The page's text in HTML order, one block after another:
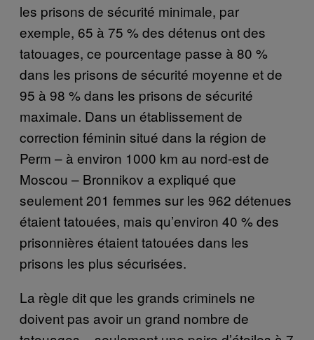
les prisons de sécurité minimale, par
exemple, 65 à 75 % des détenus ont des
tatouages, ce pourcentage passe à 80 %
dans les prisons de sécurité moyenne et de
95 à 98 % dans les prisons de sécurité
maximale. Dans un établissement de
correction féminin situé dans la région de
Perm – à environ 1000 km au nord-est de
Moscou – Bronnikov a expliqué que
seulement 201 femmes sur les 962 détenues
étaient tatouées, mais qu’environ 40 % des
prisonnières étaient tatouées dans les
prisons les plus sécurisées.
La règle dit que les grands criminels ne
doivent pas avoir un grand nombre de